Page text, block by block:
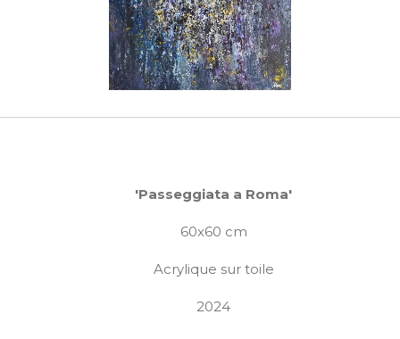
'Passeggiata a Roma'
60x60 cm
Acrylique sur toile
2024